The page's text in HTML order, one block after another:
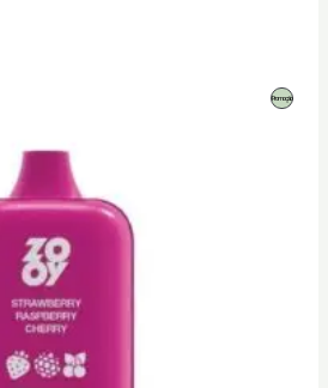
PromoçãoProduto